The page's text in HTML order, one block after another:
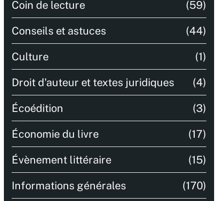
Coin de lecture (59)
Conseils et astuces (44)
Culture (1)
Droit d'auteur et textes juridiques (4)
Écoédition (3)
Économie du livre (17)
Évènement littéraire (15)
Informations générales (170)